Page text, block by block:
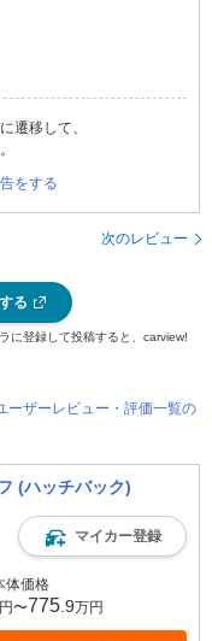
遷移して、
をする
次のレビュー
る
に登録して投稿すると、carview!
ーザーレビュー・評価一覧の
(ハッチバック)
マイカー登録
体価格
〜775 .9万円